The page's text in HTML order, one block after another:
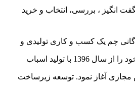
انگیز ، بررسی، انتخاب و خرید
چم یک کسب و کاری تولیدی و
بازرگانی است که فعالیت خود را از سال 1396 با تولید اسباب
مجازی آغاز نمود. توسعه زیرساخت